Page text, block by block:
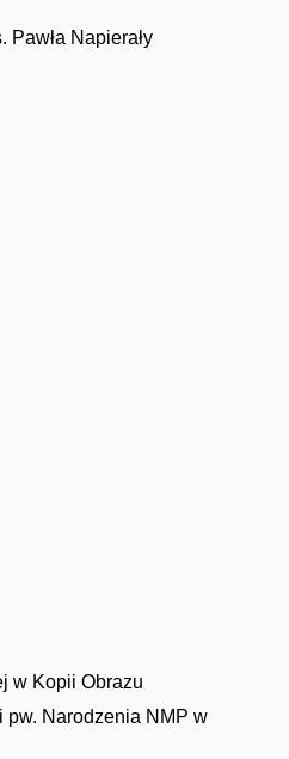
Pawła Napierały
w Kopii Obrazu
pw. Narodzenia NMP w